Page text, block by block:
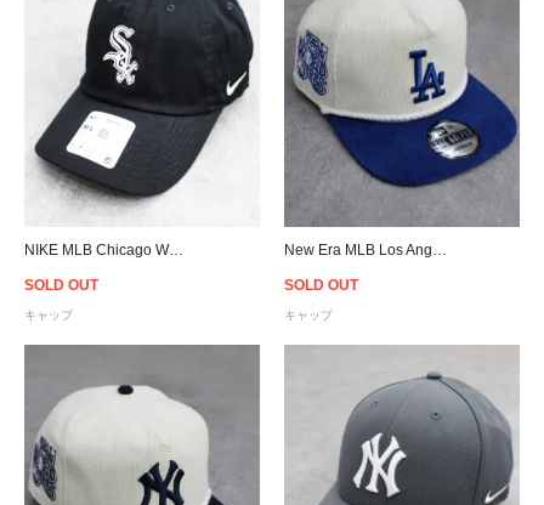
NIKE MLB Chicago White Sox Strapback Cap - Black
SOLD OUT
キャップ
SOLD OUT
キャップ